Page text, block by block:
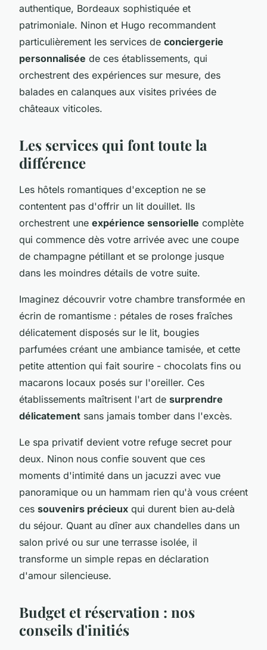
authentique, Bordeaux sophistiquée et
patrimoniale. Ninon et Hugo recommandent
particulièrement les services de conciergerie
personnalisée de ces établissements, qui
orchestrent des expériences sur mesure, des
balades en calanques aux visites privées de
châteaux viticoles.
Les services qui font toute la
différence
Les hôtels romantiques d'exception ne se
contentent pas d'offrir un lit douillet. Ils
orchestrent une expérience sensorielle complète
qui commence dès votre arrivée avec une coupe
de champagne pétillant et se prolonge jusque
dans les moindres détails de votre suite.
Imaginez découvrir votre chambre transformée en
écrin de romantisme : pétales de roses fraîches
délicatement disposés sur le lit, bougies
parfumées créant une ambiance tamisée, et cette
petite attention qui fait sourire - chocolats fins ou
macarons locaux posés sur l'oreiller. Ces
établissements maîtrisent l'art de surprendre
délicatement sans jamais tomber dans l'excès.
Le spa privatif devient votre refuge secret pour
deux. Ninon nous confie souvent que ces
moments d'intimité dans un jacuzzi avec vue
panoramique ou un hammam rien qu'à vous créent
ces souvenirs précieux qui durent bien au-delà
du séjour. Quant au dîner aux chandelles dans un
salon privé ou sur une terrasse isolée, il
transforme un simple repas en déclaration
d'amour silencieuse.
Budget et réservation : nos
conseils d'initiés